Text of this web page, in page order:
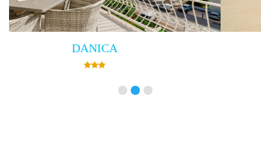
Villa Empress